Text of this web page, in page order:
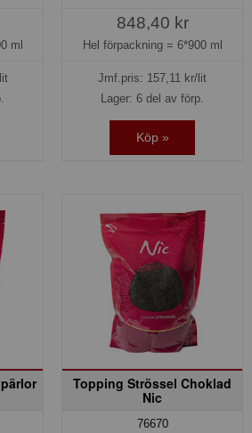
ml
848,40 kr
Hel förpackning = 6*900 ml
Jmf.pris: 157,11
kr/lit
Lager: 6 del av förp.
Köp »
Topping Strössel Choklad
Nic
76670